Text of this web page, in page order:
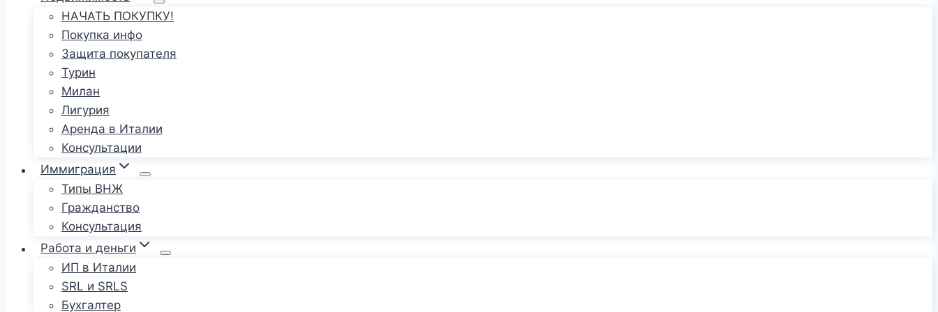
НАЧАТЬ ПОКУПКУ!
Покупка инфо
Защита покупателя
Турин
Милан
Лигурия
Аренда в Италии
Консультации
Иммиграция
Типы ВНЖ
Гражданство
Консультация
Работа и деньги
ИП в Италии
SRL и SRLS
Бухгалтер